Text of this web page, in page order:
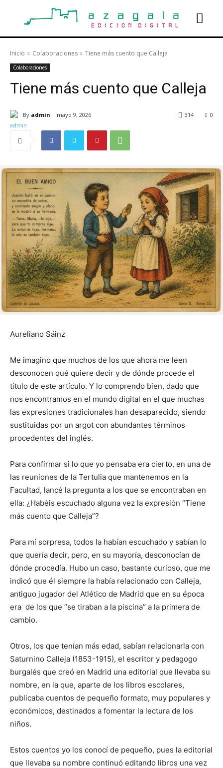
Inicio Colaboraciones Tiene más cuento que Calleja
Colaboraciones
Tiene más cuento que Calleja
By admin mayo 9, 2026 0
314
Aureliano Sáinz
Me imagino que muchos de los que ahora me leen
desconocen qué quiere decir y de dónde procede el
título de este artículo. Y lo comprendo bien, dado que
nos encontramos en el mundo digital en el que muchas
las expresiones tradicionales han desaparecido, siendo
sustituidas por un argot con abundantes términos
procedentes del inglés.
Para confirmar si lo que yo pensaba era cierto, en una de
las reuniones de la Tertulia que mantenemos en la
Facultad, lancé la pregunta a los que se encontraban en
ella: ¿Habéis escuchado alguna vez la expresión “Tiene
más cuento que Calleja”?
Para mí sorpresa, todos la habían escuchado y sabían lo
que quería decir, pero, en su mayoría, desconocían de
dónde procedía. Hubo un caso, bastante curioso, que me
indicó que él siempre la había relacionado con Calleja,
antiguo jugador del Atlético de Madrid que en su época
era de los que “se tiraban a la piscina” a la primera de
cambio.
Otros, los que tenían más edad, sabían relacionarla con
Saturnino Calleja (1853-1915), el escritor y pedagogo
burgalés que creó en Madrid una editorial que llevaba su
nombre, en la que, aparte de los libros escolares,
publicaba cuentos de pequeño formato, muy populares y
económicos, destinados a fomentar la lectura de los
niños.
Estos cuentos yo los conocí de pequeño, pues la editorial
que llevaba su nombre continuó editando libros una vez